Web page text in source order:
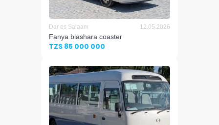
Dar es Salaam 12.05.2026
Fanya biashara coaster
TZS 85 000 000